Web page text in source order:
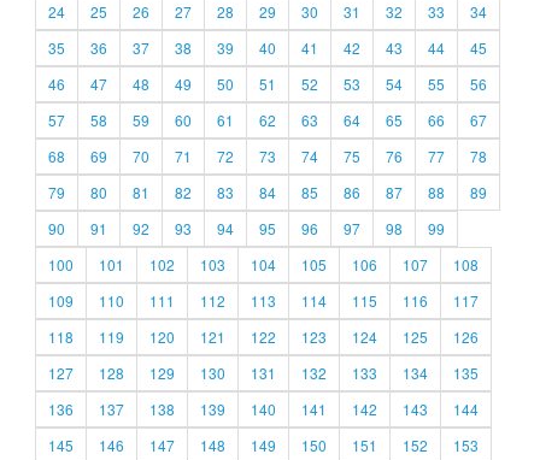
24
25 26 27 28 29 30 31 32 33
34
35
36 37 38 39 40 41 42 43 44
45
46
47 48 49 50 51 52 53 54 55
56
57
58 59 60 61 62 63 64 65 66
67
68
69 70 71 72 73 74 75 76 77
78
79
80 81 82 83 84 85 86 87 88
89
90
91 92 93 94 95 96 97 98
99
100
101 102 103 104 105 106 107
108
109
110 111 112 113 114 115 116
117
118
119 120 121 122 123 124 125
126
127
128 129 130 131 132 133 134
135
136
137 138 139 140 141 142 143
144
145
146 147 148 149 150 151 152
153